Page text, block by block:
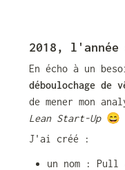
2018,
En écho à un
déboulochage de
Lean Start-Up 😄
J'ai créé :
un nom : Pull